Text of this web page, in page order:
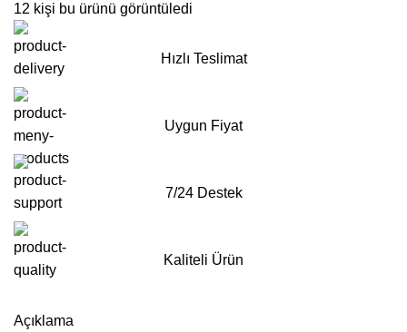
12 kişi bu ürünü görüntüledi
Hızlı Teslimat
Uygun Fiyat
7/24 Destek
Kaliteli Ürün
Açıklama